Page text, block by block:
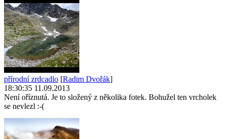
přírodní zrdcadlo [Radim Dvořák]
18:30:35 11.09.2013
Není oříznutá. Je to složený z několika fotek. Bohužel ten vrcholek
se nevlezl :-(